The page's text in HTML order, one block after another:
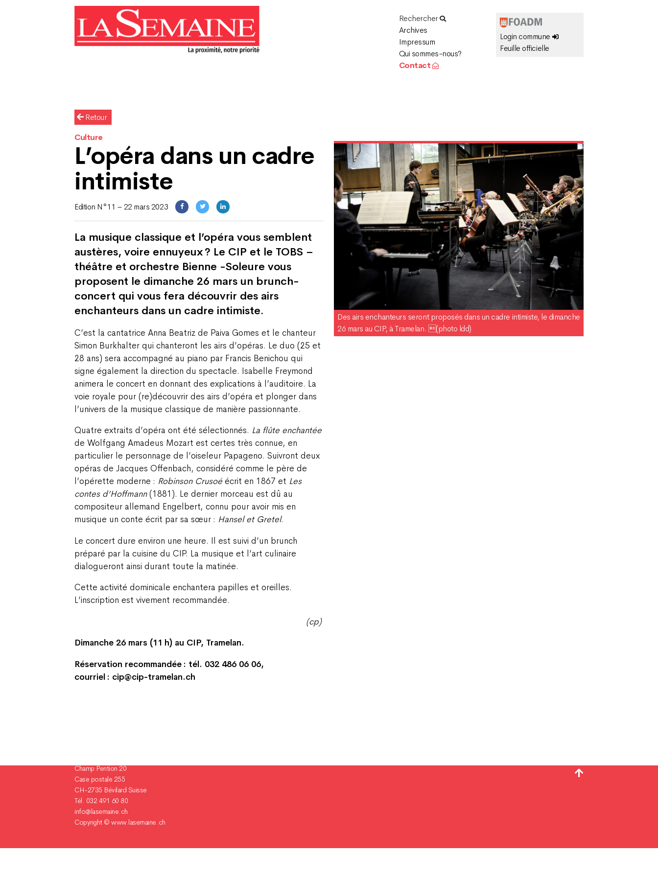
Rechercher
Archives
Impressum
Qui sommes-nous?
Contact
Login commune
Feuille officielle
Retour
Culture
L’opéra dans un cadre
intimiste
Edition N°11 – 22 mars 2023
La musique classique et l’opéra vous semblent
austères, voire ennuyeux ? Le CIP et le TOBS –
théâtre et orchestre Bienne -Soleure vous
proposent le dimanche 26 mars un brunch-
concert qui vous fera découvrir des airs
enchanteurs dans un cadre intimiste.
C’est la cantatrice Anna Beatriz de Paiva Gomes et le chanteur
Simon Burkhalter qui chanteront les airs d’opéras. Le duo (25 et
28 ans) sera accompagné au piano par Francis Benichou qui
signe également la direction du spectacle. Isabelle Freymond
animera le concert en donnant des explications à l’auditoire. La
voie royale pour (re)découvrir des airs d’opéra et plonger dans
l’univers de la musique classique de manière passionnante.
Quatre extraits d’opéra ont été sélectionnés. La flûte enchantée
de Wolfgang Amadeus Mozart est certes très connue, en
particulier le personnage de l’oiseleur Papageno. Suivront deux
opéras de Jacques Offenbach, considéré comme le père de
l’opérette moderne : Robinson Crusoé écrit en 1867 et Les
contes d’Hoffmann(1881). Le dernier morceau est dû au
compositeur allemand Engelbert, connu pour avoir mis en
musique un conte écrit par sa sœur : Hansel et Gretel.
Le concert dure environ une heure. Il est suivi d’un brunch
préparé par la cuisine du CIP. La musique et l’art culinaire
dialogueront ainsi durant toute la matinée.
Cette activité dominicale enchantera papilles et oreilles.
L’inscription est vivement recommandée.
(cp)
Dimanche 26 mars (11 h) au CIP, Tramelan.
Réservation recommandée : tél. 032 486 06 06,
courriel : cip@cip-tramelan.ch
Des airs enchanteurs seront proposés dans un cadre intimiste, le dimanche
26 mars au CIP, à Tramelan. (photo ldd)
Champ Pention 20
Case postale 255
CH-2735 Bévilard Suisse
Tél. 032 491 60 80
info@lasemaine.ch
Copyright ©www.lasemaine.ch